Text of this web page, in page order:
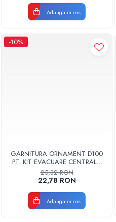
Adauga in cos
-10%
GARNITURA ORNAMENT D100
PT. KIT EVACUARE CENTRALA
FGGE100
25,32 RON
22,78 RON
Adauga in cos